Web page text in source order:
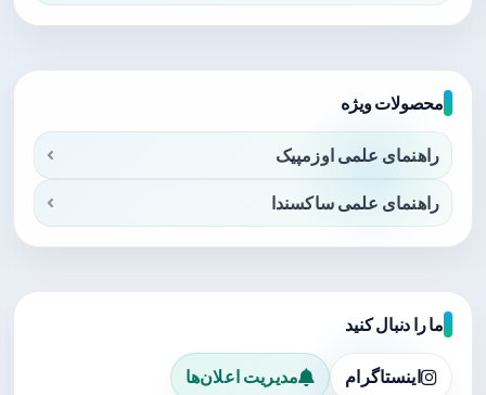
محصولات ویژه
راهنمای علمی اوزمپیک
راهنمای علمی ساکسندا
ما را دنبال کنید
اینستاگرام مدیریت اعلان‌ها